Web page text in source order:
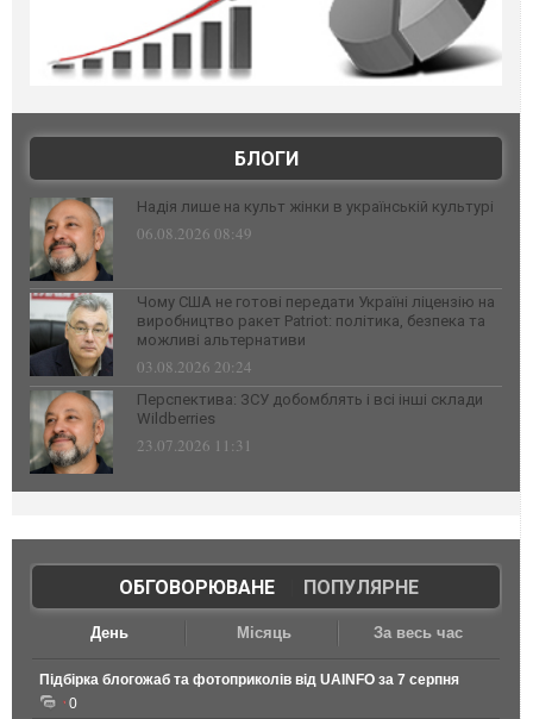
БЛОГИ
Надія лише на культ жінки в українській культурі
06.08.2026 08:49
Чому США не готові передати Україні ліцензію на
виробництво ракет Patriot: політика, безпека та
можливі альтернативи
03.08.2026 20:24
Перспектива: ЗСУ добомблять і всі інші склади
Wildberries
23.07.2026 11:31
ОБГОВОРЮВАНЕ| ПОПУЛЯРНЕ
День Місяць За весь час
Підбірка блогожаб та фотоприколів від UAINFO за 7 серпня
0